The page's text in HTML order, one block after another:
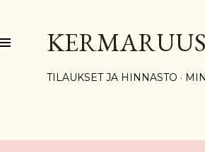
TILAUKSET JA HINNASTO